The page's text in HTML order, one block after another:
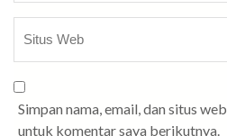
Simpan nama, email, dan situs
untuk komentar saya berikutnya.